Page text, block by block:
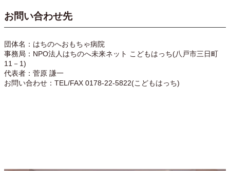
お問い合わせ先
団体名：はちのへおもちゃ病院
事務局：NPO法人はちのへ未来ネット こどもはっち(八戸市三日町
11－1)
代表者：菅原 謙一
お問い合わせ：TEL/FAX 0178-22-5822(こどもはっち)